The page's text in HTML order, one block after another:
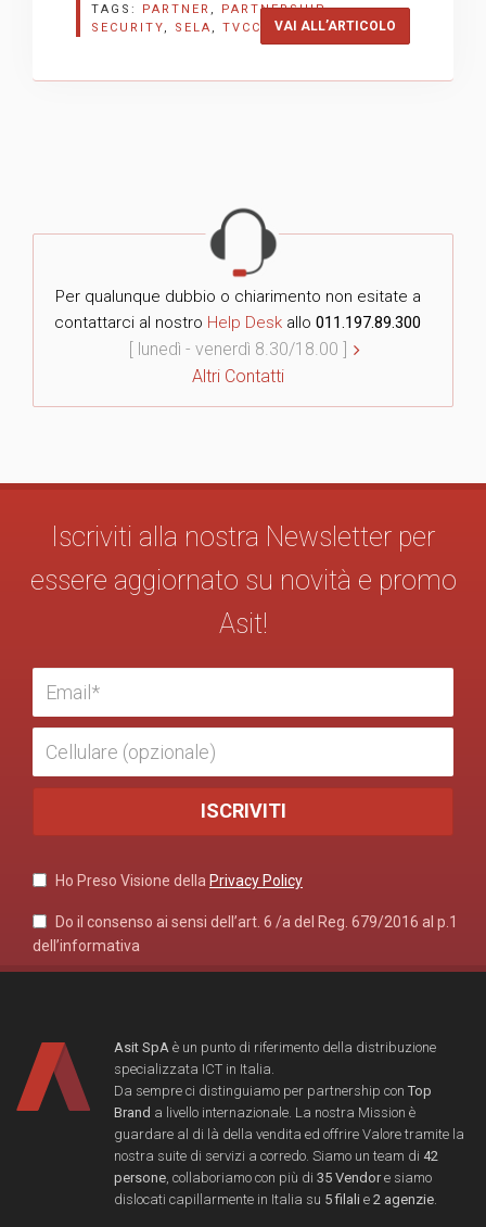
VAI ALL’ARTICOLO
TAGS: PARTNER , PARTNERSHIP,
SECURITY, SELA , TVCC
Per qualunque dubbio o chiarimento non esitate a
contattarci al nostro Help Desk allo 011.197.89.300
[ lunedì - venerdì 8.30/18.00 ]
Altri Contatti
Iscriviti alla nostra Newsletter per
essere aggiornato su novità e promo
Asit!
Ho Preso Visione della Privacy Policy
Do il consenso ai sensi dell’art. 6 /a del Reg. 679/2016 al p.1
dell’informativa
Asit SpA è un punto di riferimento della distribuzione
specializzata ICT in Italia.
Da sempre ci distinguiamo per partnership con Top
Brand a livello internazionale. La nostra Mission è
guardare al di là della vendita ed offrire Valore tramite la
nostra suite di servizi a corredo. Siamo un team di 42
persone , collaboriamo con più di 35 Vendore siamo
dislocati capillarmente in Italia su 5 filali e 2 agenzie